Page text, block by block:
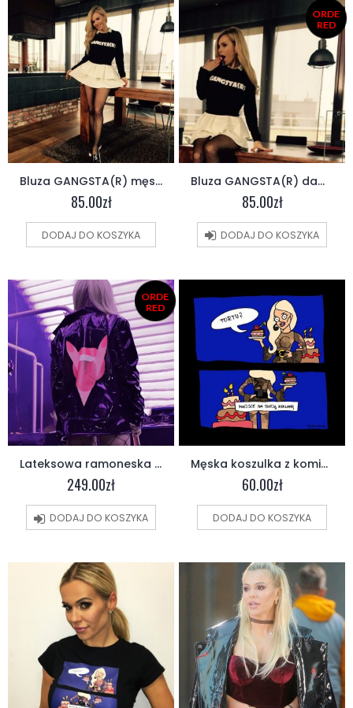
Bluza GANGSTA(R) męska
85.00zł
DODAJ DO KOSZYKA
Bluza GANGSTA(R) damska
85.00zł
DODAJ DO KOSZYKA
Lateksowa ramoneska z logo Virgin
249.00zł
DODAJ DO KOSZYKA
Męska koszulka z komiksem
60.00zł
DODAJ DO KOSZYKA